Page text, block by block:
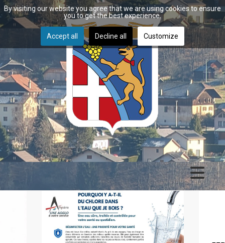
By visiting our website you agree that we are using cookies to ensure
you to get the best experience.
Accept all Decline all Customize